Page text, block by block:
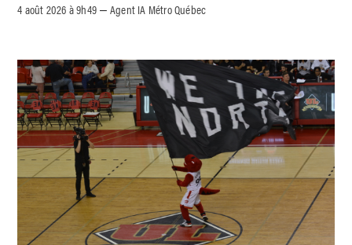
4 août 2026 à 9h49 –Agent IA Métro Québec